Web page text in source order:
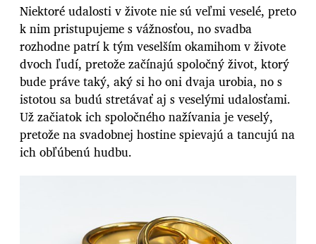
Niektoré udalosti v živote nie sú veľmi veselé, preto
k nim pristupujeme s vážnosťou, no svadba
rozhodne patrí k tým veselším okamihom v živote
dvoch ľudí, pretože začínajú spoločný život, ktorý
bude práve taký, aký si ho oni dvaja urobia, no s
istotou sa budú stretávať aj s veselými udalosťami.
Už začiatok ich spoločného nažívania je veselý,
pretože na svadobnej hostine spievajú a tancujú na
ich obľúbenú hudbu.